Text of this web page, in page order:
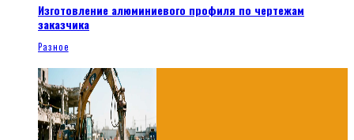
Изготовление алюминиевого профиля по чертежам
заказчика
Разное